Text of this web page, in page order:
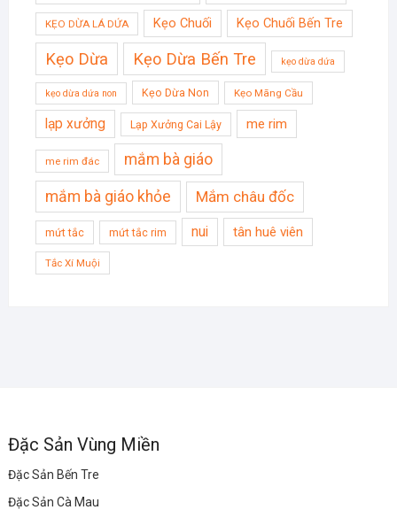
KẸO DỪA LÁ DỨA Kẹo Chuối Kẹo Chuối Bến Tre
Kẹo Dừa Kẹo Dừa Bến Tre kẹo dừa dứa
kẹo dừa dứa non Kẹo Dừa Non Kẹo Mãng Cầu
lạp xưởng Lạp Xưởng Cai Lậy me rim
me rim đác mắm bà giáo
mắm bà giáo khỏe Mắm châu đốc
mứt tắc mứt tắc rim nui tân huê viên
Tắc Xí Muội
Đặc Sản Vùng Miền
Đặc Sản Bến Tre
Đặc Sản Cà Mau